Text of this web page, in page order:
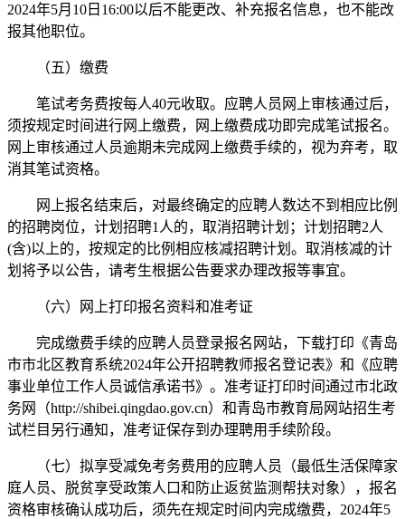
2024年5月10日16:00以后不能更改、补充报名信息，也不能改
报其他职位。
（五）缴费
笔试考务费按每人40元收取。应聘人员网上审核通过后，
须按规定时间进行网上缴费，网上缴费成功即完成笔试报名。
网上审核通过人员逾期未完成网上缴费手续的，视为弃考，取
消其笔试资格。
网上报名结束后，对最终确定的应聘人数达不到相应比例
的招聘岗位，计划招聘1人的，取消招聘计划；计划招聘2人
(含)以上的，按规定的比例相应核减招聘计划。取消核减的计
划将予以公告，请考生根据公告要求办理改报等事宜。
（六）网上打印报名资料和准考证
完成缴费手续的应聘人员登录报名网站，下载打印《青岛
市市北区教育系统2024年公开招聘教师报名登记表》和《应聘
事业单位工作人员诚信承诺书》。准考证打印时间通过市北政
务网（http://shibei.qingdao.gov.cn）和青岛市教育局网站招生考
试栏目另行通知，准考证保存到办理聘用手续阶段。
（七）拟享受减免考务费用的应聘人员（最低生活保障家
庭人员、脱贫享受政策人口和防止返贫监测帮扶对象），报名
资格审核确认成功后，须先在规定时间内完成缴费，2024年5